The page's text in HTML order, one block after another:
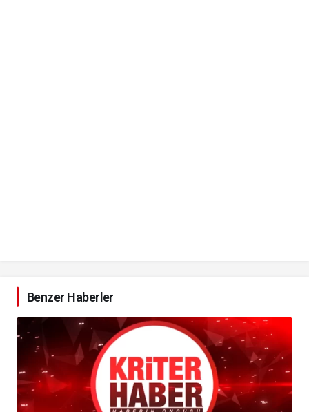
Benzer Haberler